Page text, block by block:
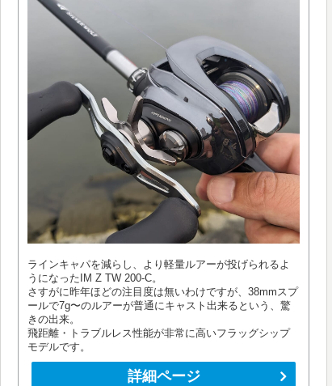
ラインキャパを減らし、より軽量ルアーが投げられるよ
うになったIM Z TW 200-C。
さすがに昨年ほどの注目度は無いわけですが、38mmスプ
ールで7g〜のルアーが普通にキャスト出来るという、驚
きの出来。
飛距離・トラブルレス性能が非常に高いフラッグシップ
モデルです。
詳細ページ